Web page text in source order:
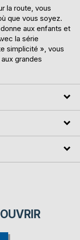
la route, vous
que vous soyez.
aux enfants et
la série
simplicité », vous
grandes